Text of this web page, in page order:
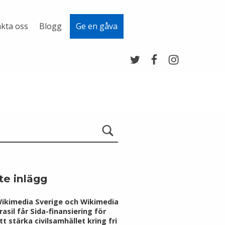
oss Blogg Ge en gåva
inlägg
Sverige och Wikimedia
får Sida-finansiering för
stärka civilsamhället kring fri